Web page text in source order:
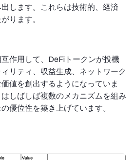
します。これらは技術的、経済
ります。
作用して、DeFiトークンが投機
リティ、収益生成、ネットワーク
値を創出するようになっていま
しばしば複数のメカニズムを組み
優位性を築き上げています。